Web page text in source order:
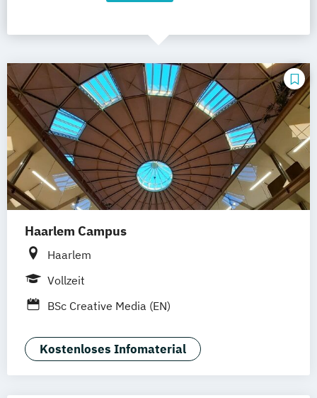
Haarlem Campus
Haarlem
Vollzeit
BSc Creative Media (EN)
Kostenloses Infomaterial